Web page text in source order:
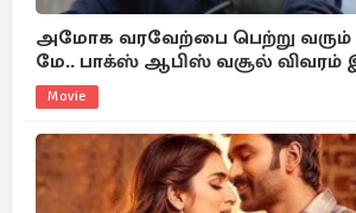
அமோக வரவேற்பை பெற்று
மே.. பாக்ஸ் ஆபிஸ் வசூல்
Movie